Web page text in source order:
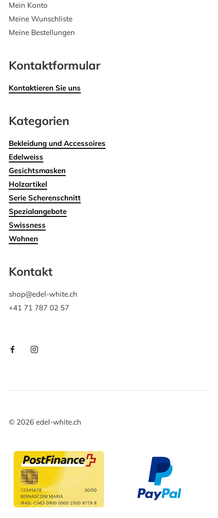
Mein Konto
Meine Wunschliste
Meine Bestellungen
Kontaktformular
Kontaktieren Sie uns
Kategorien
Bekleidung und Accessoires
Edelweiss
Gesichtsmasken
Holzartikel
Serie Scherenschnitt
Spezialangebote
Swissness
Wohnen
Kontakt
shop@edel-white.ch
+41 71 787 02 57
© 2026edel-white.ch